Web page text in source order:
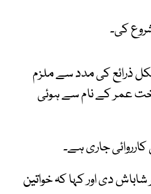
کی۔
ذرائع کی مدد سے ملزم
عمر کے نام سے ہوئی
جاری ہے۔
شاباش دی اور کہا کہ خواتین